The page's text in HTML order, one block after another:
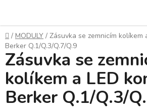
obsah
Domů
/ MODULY / Zásuvka se zemnicím kolíkem
Berker Q.1/Q.3/Q.7/Q.9
Zásuvka se
kolíkem a LED
Berker Q.1/Q.3/